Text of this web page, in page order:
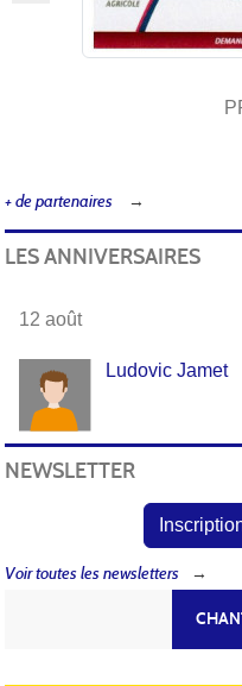
+ de partenaires
LES ANNIVERSAIRES
12 août
Ludovic Jamet
NEWSLETTER
Voir toutes les newsletters